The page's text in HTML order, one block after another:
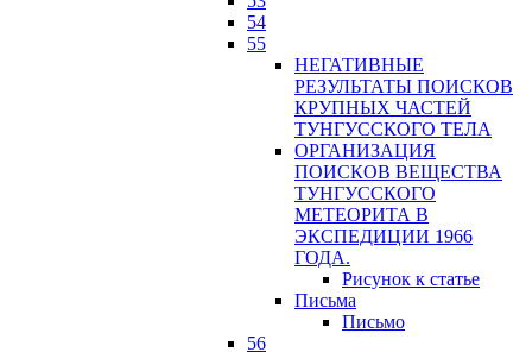
54
55
НЕГАТИВНЫЕ
РЕЗУЛЬТАТЫ ПОИСКОВ
КРУПНЫХ ЧАСТЕЙ
ТУНГУССКОГО ТЕЛА
ОРГАНИЗАЦИЯ
ПОИСКОВ ВЕЩЕСТВА
ТУНГУССКОГО
МЕТЕОРИТА В
ЭКСПЕДИЦИИ 1966
ГОДА.
Рисунок к статье
Письма
Письмо
56